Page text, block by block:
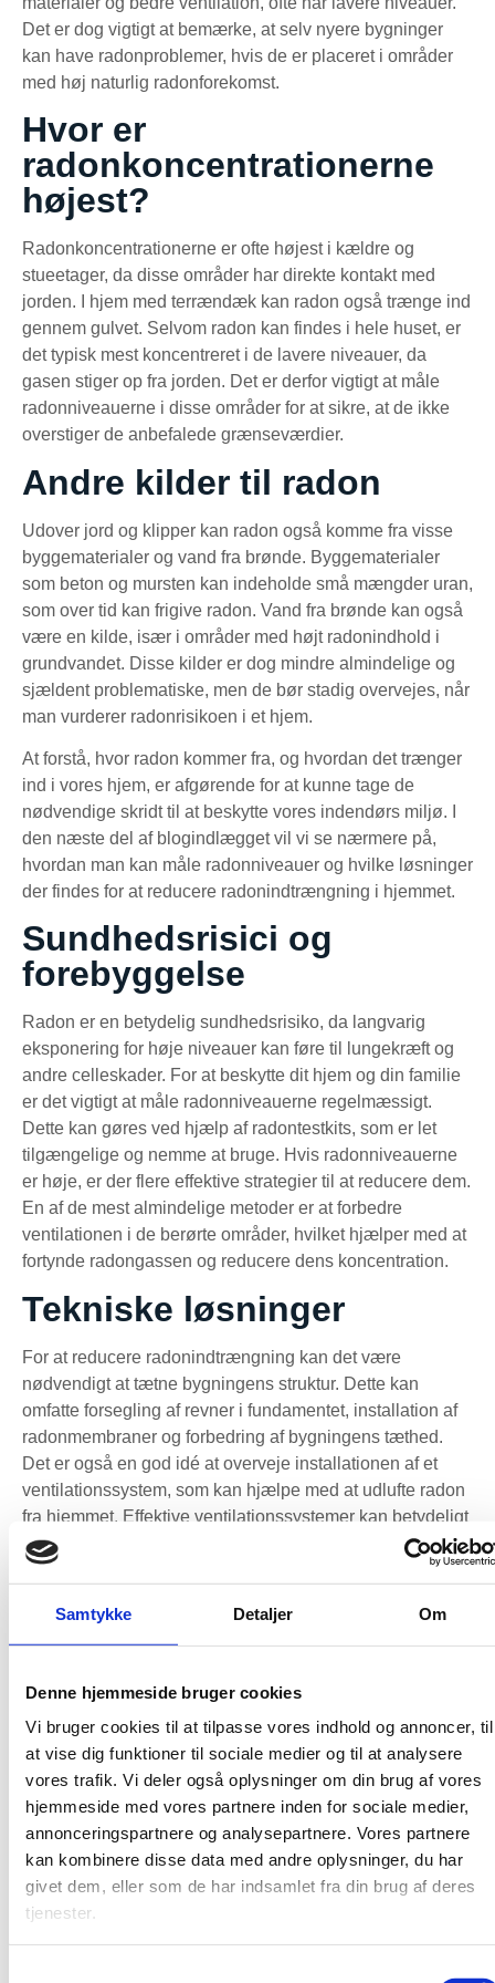
Samtykke Detaljer Om
Denne hjemmeside bruger cookies
Vi bruger cookies til at tilpasse vores indhold og annoncer, til
at vise dig funktioner til sociale medier og til at analysere
vores trafik. Vi deler også oplysninger om din brug af vores
hjemmeside med vores partnere inden for sociale medier,
annonceringspartnere og analysepartnere. Vores partnere
kan kombinere disse data med andre oplysninger, du har
givet dem, eller som de har indsamlet fra din brug af deres
tjenester.
Det er dog vigtigt at bemærke, at selv nyere bygninger
kan have radonproblemer, hvis de er placeret i områder
med høj naturlig radonforekomst.
Hvor er
radonkoncentrationerne
højest?
Radonkoncentrationerne er ofte højest i kældre og
stueetager, da disse områder har direkte kontakt med
jorden. I hjem med terrændæk kan radon også trænge ind
gennem gulvet. Selvom radon kan findes i hele huset, er
det typisk mest koncentreret i de lavere niveauer, da
gasen stiger op fra jorden. Det er derfor vigtigt at måle
radonniveauerne i disse områder for at sikre, at de ikke
overstiger de anbefalede grænseværdier.
Andre kilder til radon
Udover jord og klipper kan radon også komme fra visse
byggematerialer og vand fra brønde. Byggematerialer
som beton og mursten kan indeholde små mængder uran,
som over tid kan frigive radon. Vand fra brønde kan også
være en kilde, især i områder med højt radonindhold i
grundvandet. Disse kilder er dog mindre almindelige og
sjældent problematiske, men de bør stadig overvejes, når
man vurderer radonrisikoen i et hjem.
At forstå, hvor radon kommer fra, og hvordan det trænger
ind i vores hjem, er afgørende for at kunne tage de
nødvendige skridt til at beskytte vores indendørs miljø. I
den næste del af blogindlægget vil vi se nærmere på,
hvordan man kan måle radonniveauer og hvilke løsninger
der findes for at reducere radonindtrængning i hjemmet.
Sundhedsrisici og
forebyggelse
Radon er en betydelig sundhedsrisiko, da langvarig
eksponering for høje niveauer kan føre til lungekræft og
andre celleskader. For at beskytte dit hjem og din familie
er det vigtigt at måle radonniveauerne regelmæssigt.
Dette kan gøres ved hjælp af radontestkits, som er let
tilgængelige og nemme at bruge. Hvis radonniveauerne
er høje, er der flere effektive strategier til at reducere dem.
En af de mest almindelige metoder er at forbedre
ventilationen i de berørte områder, hvilket hjælper med at
fortynde radongassen og reducere dens koncentration.
Tekniske løsninger
For at reducere radonindtrængning kan det være
nødvendigt at tætne bygningens struktur. Dette kan
omfatte forsegling af revner i fundamentet, installation af
radonmembraner og forbedring af bygningens tæthed.
Det er også en god idé at overveje installationen af et
ventilationssystem, som kan hjælpe med at udlufte radon
fra hjemmet. Effektive ventilationssystemer kan betydeligt
reducere radonkoncentrationerne ved at forbedre
luftcirkulationen og sikre, at radon ikke ophobes i lukkede
Din luft, din sikkerhed
At forstå radonens oprindelse og tage proaktive skridt til
at beskytte dit hjem er afgørende for at opretholde en
sund indendørs luftkvalitet. Gennem regelmæssig måling
og implementering af forebyggende foranstaltninger kan
du minimere radonens sundhedsrisici. Det er vigtigt at
tage ansvar for dit hjemmemiljø og sikre, at det forbliver et
sikkert sted for dig og din familie. Ved at være
opmærksom på radon og træffe de nødvendige
foranstaltninger kan du sikre, at din luft er sund og fri for